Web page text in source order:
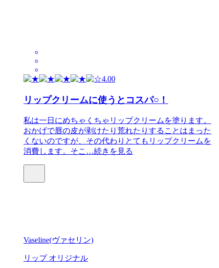
4.00
リップクリームに使うとコスパ○！
私は一日にめちゃくちゃリップクリームを塗ります。
おかげで唇の皮が剥けたり荒れたりすることはまった
くないのですが、その代わりとてもリップクリームを
消費します。そこ…続きを見る
Vaseline(ヴァセリン)
リップ オリジナル